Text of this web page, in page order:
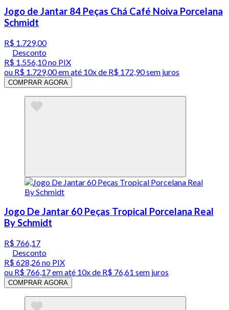
Jogo de Jantar 84 Peças Chá Café Noiva Porcelana
Schmidt
R$ 1.729,00
Desconto
R$ 1.556,10no PIX
ou R$ 1.729,00em até 10x de R$ 172,90 sem juros
COMPRAR AGORA
Jogo De Jantar 60 Peças Tropical Porcelana Real
By Schmidt
R$ 766,17
Desconto
R$ 628,26no PIX
ou R$ 766,17em até 10x de R$ 76,61 sem juros
COMPRAR AGORA